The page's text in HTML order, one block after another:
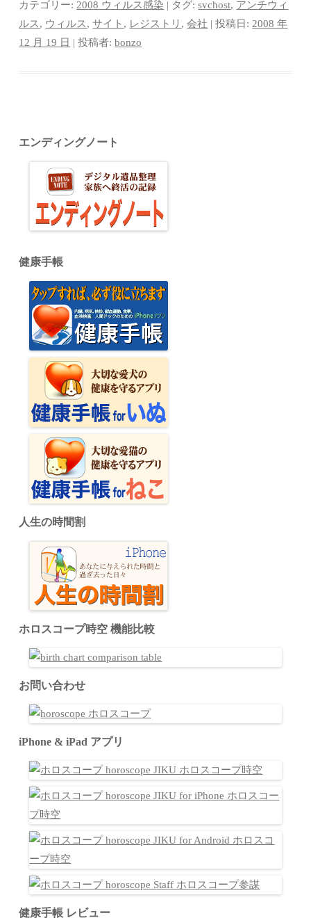
bo
ok
tte
r
er
es
t
m
bl
ed
In
カテゴリー: 2008 ウィルス感染 | タグ:svchost, アンチウィ
ルス , ウィルス ,サイト , レジストリ ,会社 | 投稿日: 2008 年
12 月 19 日 |投稿者:bonzo
エンディングノート
健康手帳
人生の時間割
ホロスコープ時空 機能比較
お問い合わせ
iPhone & iPad アプリ
健康手帳 レビュー